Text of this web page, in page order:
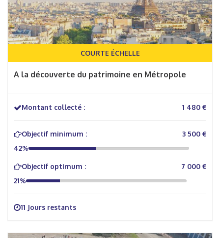
COURTE ÉCHELLE
A la découverte du patrimoine en Métropole
Montant collecté : 1 480 €
Objectif minimum :
3 500 €
42%
Objectif optimum :
7 000 €
21%
11 Jours restants